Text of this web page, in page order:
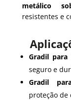
metálico
resistentes e
Gradil para
seguro e
Gradil
proteção de